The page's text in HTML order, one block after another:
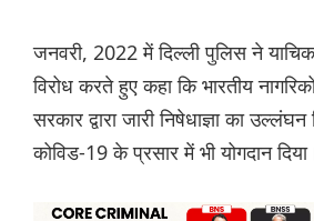
जनवरी, 2022 में दिल्ली पुलिस ने
विरोध करते हुए कहा कि भारतीय
सरकार द्वारा जारी निषेधाज्ञा का
कोविड-19 के प्रसार में भी योगदान